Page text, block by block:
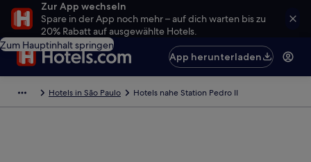
Zur App wechseln
Spare in der App noch mehr – auf dich warten bis zu
20% Rabatt auf ausgewählte Hotels.
Zum Hauptinhalt springen
App herunterladen
Hotels in São Paulo Hotels nahe Station Pedro II